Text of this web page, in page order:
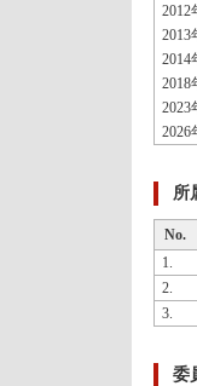
2012
2013
2014
2018
2023
2026
所
No.
1.
2.
3.
委